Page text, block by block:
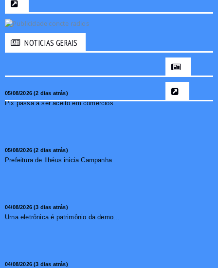
NOTICIAS GERAIS
05/08/2026 (2 dias atrás)
Pix passa a ser aceito em comércios de oito países e amplia opções de pagamento para brasileiros no exterior
05/08/2026 (2 dias atrás)
Prefeitura de Ilhéus inicia Campanha de Multivacinação 2026
04/08/2026 (3 dias atrás)
Urna eletrônica é patrimônio da democracia, diz presidente do TSE
04/08/2026 (3 dias atrás)